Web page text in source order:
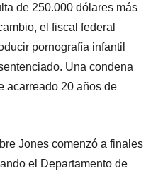
de 250.000 dólares más
el fiscal federal
pornografía infantil
Una condena
acarreado 20 años de
Jones comenzó a finales
el Departamento de